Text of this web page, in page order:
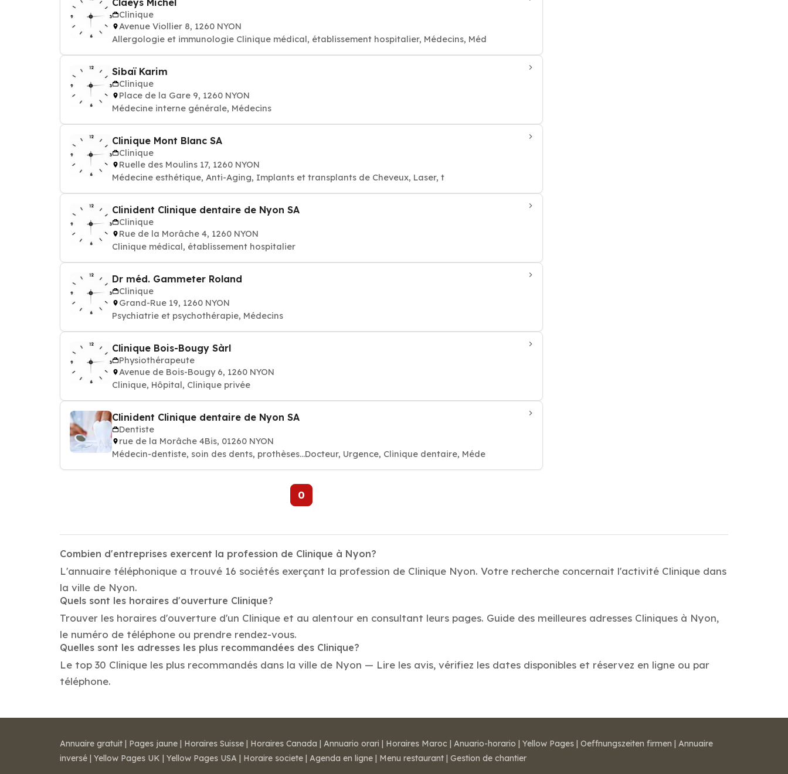
Claeys Michel
Clinique
Avenue Viollier 8, 1260 NYON
Allergologie et immunologie Clinique médical, établissement hospitalier, Médecins, Méd
Sibaï Karim
Clinique
Place de la Gare 9, 1260 NYON
Médecine interne générale, Médecins
Clinique Mont Blanc SA
Clinique
Ruelle des Moulins 17, 1260 NYON
Médecine esthétique, Anti-Aging, Implants et transplants de Cheveux, Laser, t
Clinident Clinique dentaire de Nyon SA
Clinique
Rue de la Morâche 4, 1260 NYON
Clinique médical, établissement hospitalier
Dr méd. Gammeter Roland
Clinique
Grand-Rue 19, 1260 NYON
Psychiatrie et psychothérapie, Médecins
Clinique Bois-Bougy Sàrl
Physiothérapeute
Avenue de Bois-Bougy 6, 1260 NYON
Clinique, Hôpital, Clinique privée
Clinident Clinique dentaire de Nyon SA
Dentiste
rue de la Morâche 4Bis, 01260 NYON
Médecin-dentiste, soin des dents, prothèses...Docteur, Urgence, Clinique dentaire, Méde
0
Combien d'entreprises exercent la profession de Clinique à Nyon?
L'annuaire téléphonique a trouvé 16 sociétés exerçant la profession de Clinique Nyon. Votre recherche concernait l'activité Clinique dans
la ville de Nyon.
Quels sont les horaires d'ouverture Clinique?
Trouver les horaires d'ouverture d'un Clinique et au alentour en consultant leurs pages. Guide des meilleures adresses Cliniques à Nyon,
le numéro de téléphone ou prendre rendez-vous.
Quelles sont les adresses les plus recommandées des Clinique?
Le top 30 Clinique les plus recommandés dans la ville de Nyon — Lire les avis, vérifiez les dates disponibles et réservez en ligne ou par
téléphone.
Annuaire gratuit | Pages jaune | Horaires Suisse | Horaires Canada | Annuario orari | Horaires Maroc | Anuario-horario | Yellow Pages | Oeffnungszeiten firmen | Annuaire
inversé | Yellow Pages UK | Yellow Pages USA | Horaire societe | Agenda en ligne | Menu restaurant | Gestion de chantier